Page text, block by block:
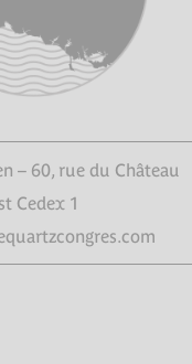
– 60, rue du Château
Cedex 1